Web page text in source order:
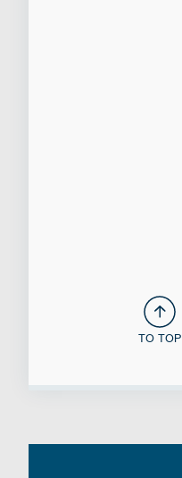
TO TOP